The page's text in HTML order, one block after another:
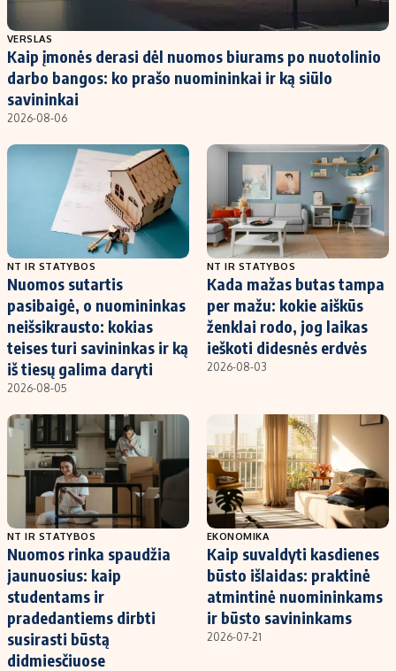
Populiarios temos
Investavimas
Akcijų rinka
Saulės elektrinės
Kriptovaliutos
Migracija
Titulinis
Nedarbo išmokos skaičiuoklė
Būsto finansai
Įdomios naujienos
Redakcija
Apie mus
Redakcijos politika
Privatumo politika
Turinio žymėjimo taisyklės
Regionų naujienos
Indėlių palūkanos
VERSLAS
Kaip įmonės derasi dėl nuomos biurams po nuotolinio
darbo bangos: ko prašo nuomininkai ir ką siūlo
savininkai
2026-08-06
NT IR STATYBOS
Nuomos sutartis
pasibaigė, o nuomininkas
neišsikrausto: kokias
teises turi savininkas ir ką
iš tiesų galima daryti
2026-08-05
NT IR STATYBOS
Kada mažas butas tampa
per mažu: kokie aiškūs
ženklai rodo, jog laikas
ieškoti didesnės erdvės
2026-08-03
NT IR STATYBOS
Nuomos rinka spaudžia
jaunuosius: kaip
studentams ir
pradedantiems dirbti
susirasti būstą
didmiesčiuose
EKONOMIKA
Kaip suvaldyti kasdienes
būsto išlaidas: praktinė
atmintinė nuomininkams
ir būsto savininkams
2026-07-21